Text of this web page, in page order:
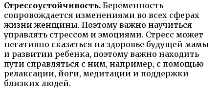
Стрессоустойчивость. Беременность
сопровождается изменениями во всех сферах
жизни женщины. Поэтому важно научиться
управлять стрессом и эмоциями. Стресс может
негативно сказаться на здоровье будущей мамы
и развитии ребенка, поэтому важно находить
пути справляться с ним, например, с помощью
релаксации, йоги, медитации и поддержки
близких людей.